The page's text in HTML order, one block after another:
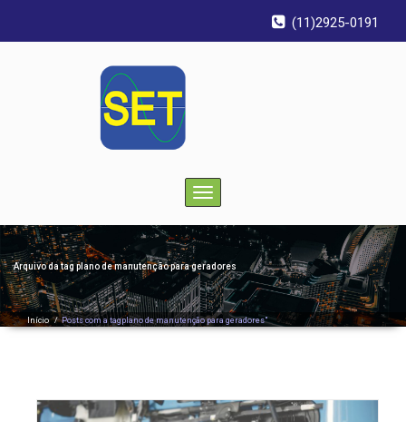
(11)2925-0191
Toggle
navigation
Arquivo da tagplano de manutenção para geradores
Início /Posts com a tagplano de manutenção para geradores"